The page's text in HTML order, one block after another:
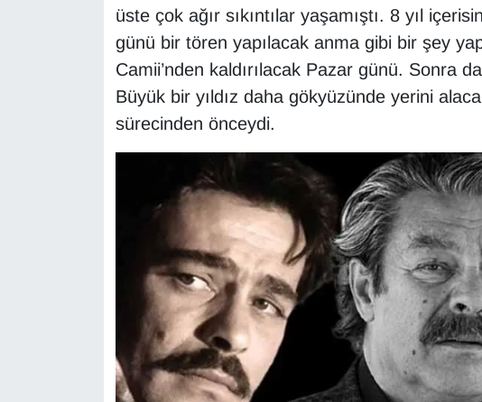
üste çok ağır sıkıntılar yaşamıştı. 8 yıl
günü bir tören yapılacak anma gibi bir şey
Camii’nden kaldırılacak Pazar günü. Sonra
Büyük bir yıldız daha gökyüzünde yerini
sürecinden önceydi.
Kültür & Sanat
ONE EKONOMİ
Resmi İlanlar